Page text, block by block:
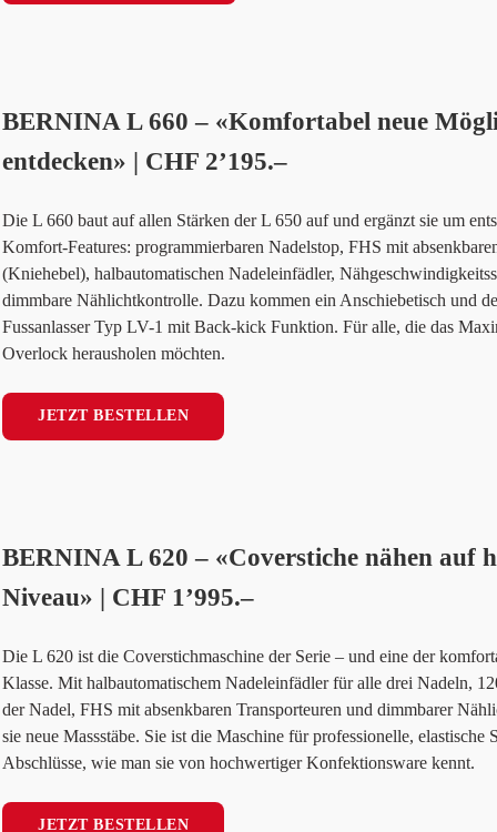
BERNINA L 660 – «Komfortabel neue
entdecken» | CHF 2’195.–
Die L 660 baut auf allen Stärken der L 650 auf und ergänzt sie um
Komfort-Features: programmierbaren Nadelstop, FHS mit
(Kniehebel), halbautomatischen Nadeleinfädler,
dimmbare Nählichtkontrolle. Dazu kommen ein Anschiebetisch und
Fussanlasser Typ LV-1 mit Back-kick Funktion. Für alle, die das
Overlock herausholen möchten.
JETZT BESTELLEN
BERNINA L 620 – «Coverstiche nähen auf
Niveau» | CHF 1’995.–
Die L 620 ist die Coverstichmaschine der Serie – und eine der
Klasse. Mit halbautomatischem Nadeleinfädler für alle drei Nadeln,
der Nadel, FHS mit absenkbaren Transporteuren und dimmbarer
sie neue Massstäbe. Sie ist die Maschine für professionelle, elastische
Abschlüsse, wie man sie von hochwertiger Konfektionsware kennt.
JETZT BESTELLEN